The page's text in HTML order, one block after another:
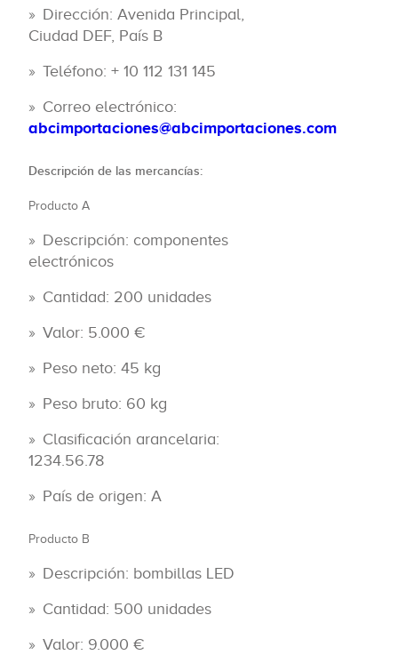
Dirección: Avenida Principal,
Ciudad DEF, País B
Teléfono: + 10 112 131 145
Correo electrónico:
abcimportaciones@abcimportaciones.com
Descripción de las mercancías:
Producto A
Descripción: componentes
electrónicos
Cantidad: 200 unidades
Valor: 5.000 €
Peso neto: 45 kg
Peso bruto: 60 kg
Clasificación arancelaria:
1234.56.78
País de origen: A
Producto B
Descripción: bombillas LED
Cantidad: 500 unidades
Valor: 9.000 €